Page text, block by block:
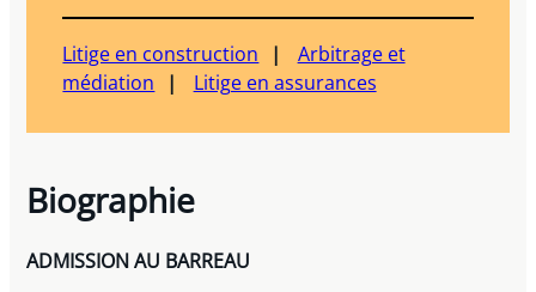
Litige en construction
Arbitrage et
médiation
Litige en assurances
Biographie
ADMISSION AU BARREAU